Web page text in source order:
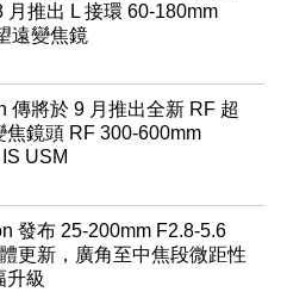
月推出 L 接環 60-180mm
遠變焦鏡
傳將於 9 月推出全新 RF 超
焦鏡頭 RF 300-600mm
USM
發布 25-200mm F2.8-5.6
更新，廣角至中焦段微距性
升級